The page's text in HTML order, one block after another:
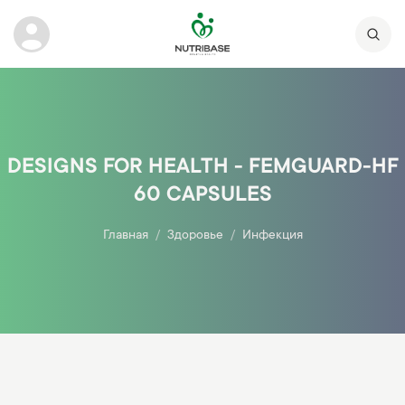
DESIGNS FOR HEALTH - FEMGUARD-HF
60 CAPSULES
Главная Здоровье Инфекция